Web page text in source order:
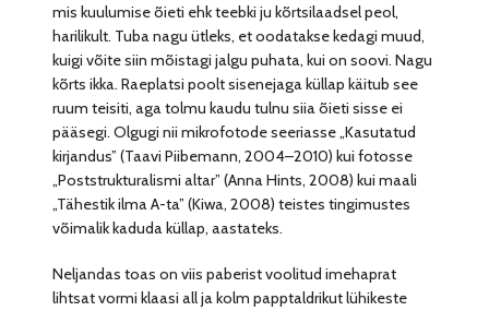
mis kuulumise õieti ehk teebki ju kõrtsilaadsel peol,
harilikult. Tuba nagu ütleks, et oodatakse kedagi muud,
kuigi võite siin mõistagi jalgu puhata, kui on soovi. Nagu
kõrts ikka. Raeplatsi poolt sisenejaga küllap käitub see
ruum teisiti, aga tolmu kaudu tulnu siia õieti sisse ei
pääsegi. Olgugi nii mikrofotode seeriasse „Kasutatud
kirjandus” (Taavi Piibemann, 2004–2010) kui fotosse
„Poststrukturalismi altar” (Anna Hints, 2008) kui maali
„Tähestik ilma A-ta” (Kiwa, 2008) teistes tingimustes
võimalik kaduda küllap, aastateks.
Neljandas toas on viis paberist voolitud imehaprat
lihtsat vormi klaasi all ja kolm papptaldrikut lühikeste